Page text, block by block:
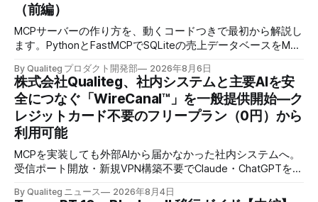
（前編）
MCPサーバーの作り方を、動くコードつきで最初から解説し
ます。PythonとFastMCPでSQLiteの売上データベースをMCP
返すところまで作ります。
By Qualiteg プロダクト開発部 2026年8月6日
株式会社Qualiteg、社内システムと主要AIを安
全につなぐ「WireCanal™」を一般提供開始―ク
レジットカード不要のフリープラン（0円）から
利用可能
MCPを実装しても外部AIから届かなかった社内システムへ。
受信ポート開放・新規VPN構築不要でClaude・ChatGPTを安
By Qualiteg ニュース 2026年8月4日